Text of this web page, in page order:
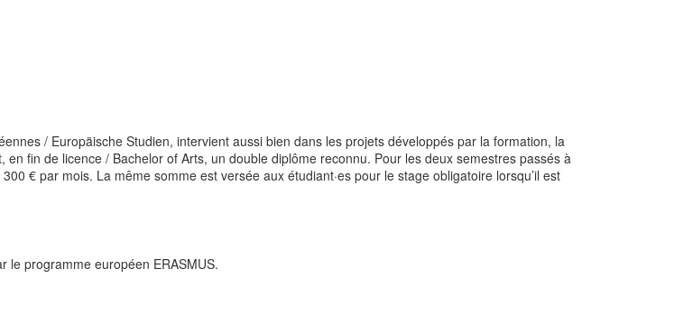
/ Europäische Studien, intervient aussi bien dans les projets développés par la formation, la
fin de licence / Bachelor of Arts, un double diplôme reconnu. Pour les deux semestres passés à
€ par mois. La même somme est versée aux étudiant·es pour le stage obligatoire lorsqu’il est
le programme européen ERASMUS.